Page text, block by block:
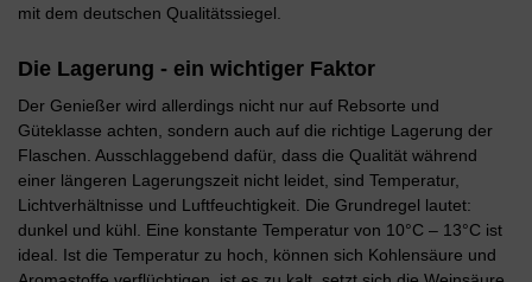
mit dem deutschen Qualitätssiegel.
Die Lagerung - ein wichtiger Faktor
Der Genießer wird allerdings nicht nur auf Rebsorte und
Güteklasse achten, sondern auch auf die richtige Lagerung der
Flaschen. Ausschlaggebend dafür, dass die Qualität während
einer längeren Lagerungszeit nicht leidet, sind Temperatur,
Lichtverhältnisse und Luftfeuchtigkeit. Die Grundregel lautet:
dunkel und kühl. Eine konstante Temperatur von 10°C – 13°C ist
ideal. Ist die Temperatur zu hoch, können sich Kohlensäure und